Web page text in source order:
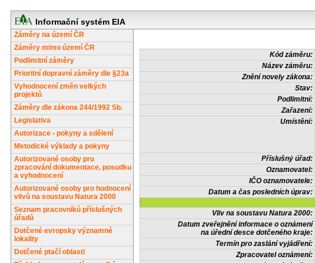
Informační systém EIA
Záměry na území ČR
Záměry mimo území ČR
Podlimitní záměry
Prioritní dopravní záměry dle §23a
Vyhodnocení změn velkých
projektů
Záměry dle zákona 244/1992 Sb.
Legislativa
Autorizace - pokyny a sdělení
Metodické výklady a pokyny
Autorizované osoby pro
zpracování dokumentace, posudku
a vyhodnocení
Autorizované osoby pro hodnocení
vlivů na soustavu Natura 2000
Seznam pracovníků příslušných
úřadů
Dotčené evropsky významné
lokality
Dotčené ptačí oblasti
Kód záměru:
Název záměru:
Znění novely zákona:
Stav:
Podlimitní:
Zařazení:
Umístění:
Příslušný úřad:
Oznamovatel:
IČO oznamovatele:
Datum a čas posledních úprav:
Vliv na soustavu Natura 2000:
Datum zveřejnění informace o oznámení
na úřední desce dotčeného kraje:
Termín pro zaslání vyjádření:
Zpracovatel oznámení: